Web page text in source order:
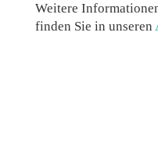
Weitere
finden Sie in unseren